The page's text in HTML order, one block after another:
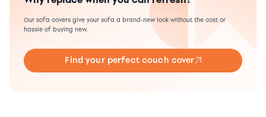
Our sofa covers give your sofa a brand-new look without the cost or
hassle of buying new.
Find your perfect couch cover